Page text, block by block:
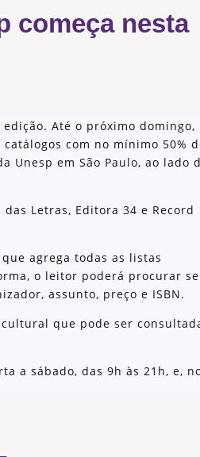
começa nesta
Até o próximo domingo,
com no mínimo 50%
Unesp em São Paulo, ao lado
Letras, Editora 34 e Record
agrega todas as listas
o leitor poderá procurar
assunto, preço e ISBN.
que pode ser
a sábado, das 9h às 21h, e,